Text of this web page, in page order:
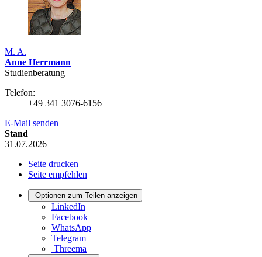
M. A.
Anne Herrmann
Studienberatung
Telefon:
+49 341 3076-6156
E-Mail senden
Stand
31.07.2026
Seite drucken
Seite empfehlen
Optionen zum Teilen anzeigen
LinkedIn
Facebook
WhatsApp
Telegram
Threema